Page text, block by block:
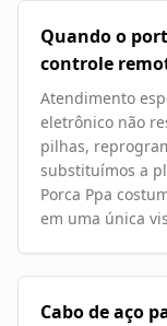
Quando o
controle
Atendimento
eletrônico não
pilhas,
substituímos a
Porca Ppa
em uma única
Cabo de aço